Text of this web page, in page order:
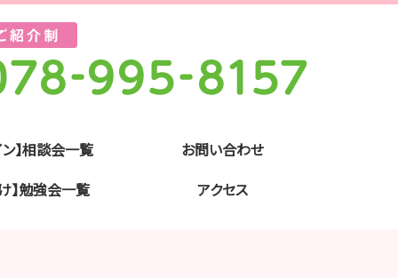
ン】相談会一覧
】勉強会一覧
お問い合わせ
アクセス